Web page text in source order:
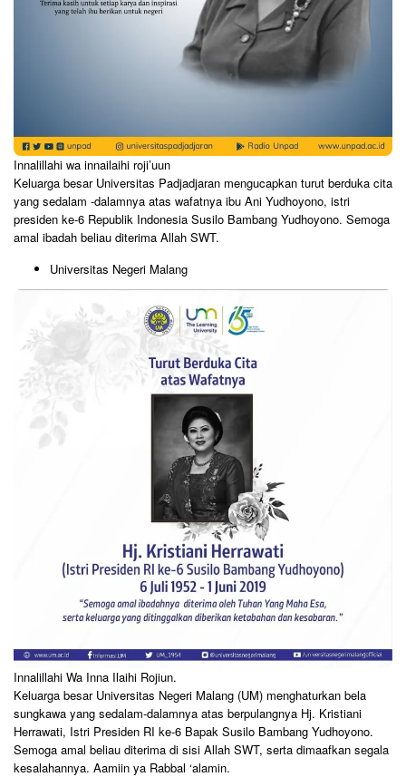
Innalillahi wa innailaihi roji’uun
Keluarga besar Universitas Padjadjaran mengucapkan turut berduka cita
yang sedalam -dalamnya atas wafatnya ibu Ani Yudhoyono, istri
presiden ke-6 Republik Indonesia Susilo Bambang Yudhoyono. Semoga
amal ibadah beliau diterima Allah SWT.
Universitas Negeri Malang
Innalillahi Wa Inna Ilaihi Rojiun.
Keluarga besar Universitas Negeri Malang (UM) menghaturkan bela
sungkawa yang sedalam-dalamnya atas berpulangnya Hj. Kristiani
Herrawati, Istri Presiden RI ke-6 Bapak Susilo Bambang Yudhoyono.
Semoga amal beliau diterima di sisi Allah SWT, serta dimaafkan segala
kesalahannya. Aamiin ya Rabbal ‘alamin.